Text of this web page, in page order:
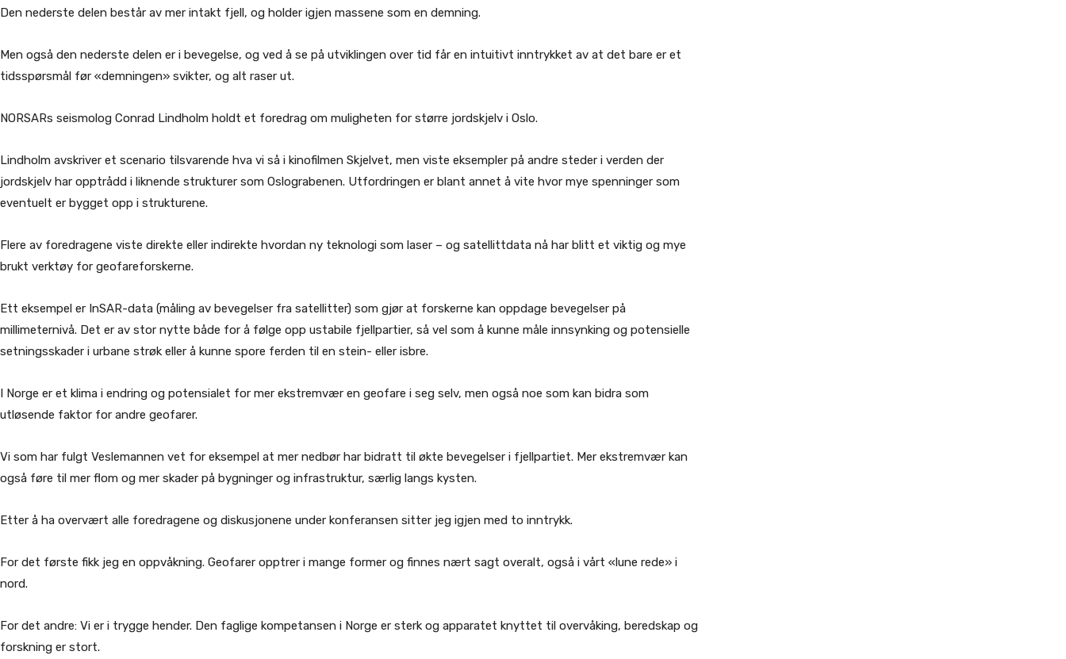
Den nederste delen består av mer intakt fjell, og holder igjen massene som en demning.
Men også den nederste delen er i bevegelse, og ved å se på utviklingen over tid får en intuitivt inntrykket av at det bare er et
tidsspørsmål før «demningen» svikter, og alt raser ut.
NORSARs seismolog Conrad Lindholm holdt et foredrag om muligheten for større jordskjelv i Oslo.
Lindholm avskriver et scenario tilsvarende hva vi så i kinofilmen Skjelvet, men viste eksempler på andre steder i verden der
jordskjelv har opptrådd i liknende strukturer som Oslograbenen. Utfordringen er blant annet å vite hvor mye spenninger som
eventuelt er bygget opp i strukturene.
Flere av foredragene viste direkte eller indirekte hvordan ny teknologi som laser – og satellittdata nå har blitt et viktig og mye
brukt verktøy for geofareforskerne.
Ett eksempel er InSAR-data (måling av bevegelser fra satellitter) som gjør at forskerne kan oppdage bevegelser på
millimeternivå. Det er av stor nytte både for å følge opp ustabile fjellpartier, så vel som å kunne måle innsynking og potensielle
setningsskader i urbane strøk eller å kunne spore ferden til en stein- eller isbre.
I Norge er et klima i endring og potensialet for mer ekstremvær en geofare i seg selv, men også noe som kan bidra som
utløsende faktor for andre geofarer.
Vi som har fulgt Veslemannen vet for eksempel at mer nedbør har bidratt til økte bevegelser i fjellpartiet. Mer ekstremvær kan
også føre til mer flom og mer skader på bygninger og infrastruktur, særlig langs kysten.
Etter å ha overvært alle foredragene og diskusjonene under konferansen sitter jeg igjen med to inntrykk.
For det første fikk jeg en oppvåkning. Geofarer opptrer i mange former og finnes nært sagt overalt, også i vårt «lune rede» i
nord.
For det andre: Vi er i trygge hender. Den faglige kompetansen i Norge er sterk og apparatet knyttet til overvåking, beredskap og
forskning er stort.